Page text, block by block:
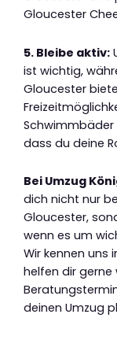
Gloucester
5. Bleibe aktiv:
ist wichtig,
Gloucester
Schwimmbäder
dass du deine
Bei Umzug
dich nicht nur
Gloucester,
wenn es um
Wir kennen uns
helfen dir gerne
deinen Umzug